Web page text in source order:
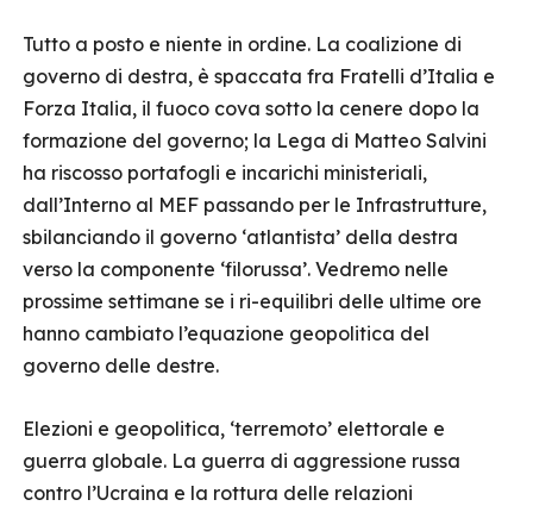
Tutto a posto e niente in ordine. La coalizione di
governo di destra, è spaccata fra Fratelli d’Italia e
Forza Italia, il fuoco cova sotto la cenere dopo la
formazione del governo; la Lega di Matteo Salvini
ha riscosso portafogli e incarichi ministeriali,
dall’Interno al MEF passando per le Infrastrutture,
sbilanciando il governo ‘atlantista’ della destra
verso la componente ‘filorussa’. Vedremo nelle
prossime settimane se i ri-equilibri delle ultime ore
hanno cambiato l’equazione geopolitica del
governo delle destre.
Elezioni e geopolitica, ‘terremoto’ elettorale e
guerra globale. La guerra di aggressione russa
contro l’Ucraina e la rottura delle relazioni